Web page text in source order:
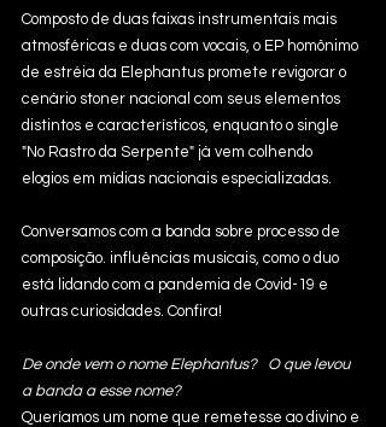
Composto de duas faixas instrumentais mais
atmosféricas e duas com vocais, o EP homônimo
de estréia da Elephantus promete revigorar o
cenário stoner nacional com seus elementos
distintos e característicos, enquanto o single
"No Rastro da Serpente" já vem colhendo
elogios em mídias nacionais especializadas.
Conversamos com a banda sobre processo de
composição. influências musicais, como o duo
está lidando com a pandemia de Covid-19 e
outras curiosidades. Confira!
De onde vem o nome Elephantus?   O que levou
a banda a esse nome?
Queríamos um nome que remetesse ao divino e